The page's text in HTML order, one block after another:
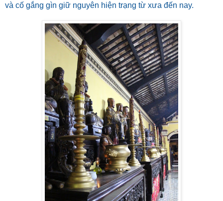
và cố gắng gìn giữ nguyên hiện trạng từ xưa đến nay.